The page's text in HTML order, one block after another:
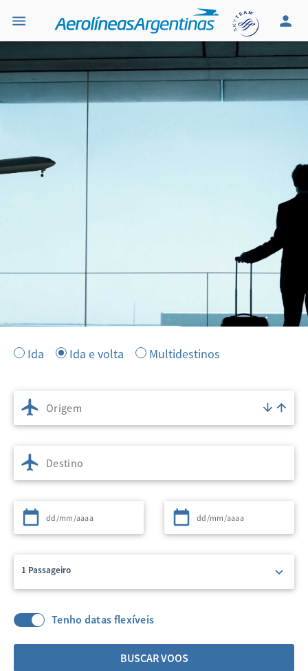
Ida Ida e volta Multidestinos
Origem
Destino
Partida Retorno
1 Passageiro
Tenho datas flexíveis
BUSCAR VOOS